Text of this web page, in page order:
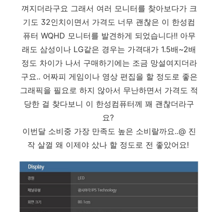
껴지더라구요 그래서 여러 모니터를 찾아보다가 크
기도 32인치이면서 가격도 너무 괜찮은 이 한성컴
퓨터 WQHD 모니터를 발견하게 되었습니다!! 아무
래도 삼성이나 LG같은 경우는 가격대가 1.5배~2배
정도 차이가 나서 구매하기에는 조금 망설여지더라
구요.. 어짜피 게임이나 영상 편집을 할 정도로 좋은
그래픽을 필요로 하지 않아서 무난하면서 가격도 적
당한 걸 찾다보니 이 한성컴퓨터께 꽤 괜찮더라구
요?
이번달 소비중 가장 만족도 높은 소비랄까요..@ 진
작 살껄 왜 이제야 샀나 할 정도로 전 좋았어요!